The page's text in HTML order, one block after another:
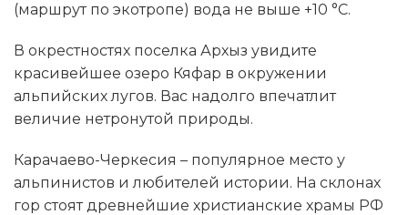
(маршрут по экотропе) вода не выше +10 °С.
В окрестностях поселка Архыз увидите
красивейшее озеро Кяфар в окружении
альпийских лугов. Вас надолго впечатлит
величие нетронутой природы.
Карачаево-Черкесия – популярное место у
альпинистов и любителей истории. На склонах
гор стоят древнейшие христианские храмы РФ